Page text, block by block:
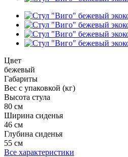
Цвет
бежевый
Габариты
Вес с упаковкой (кг)
Высота стула
80 см
Ширина сиденья
46 см
Глубина сиденья
55 см
Все характеристики